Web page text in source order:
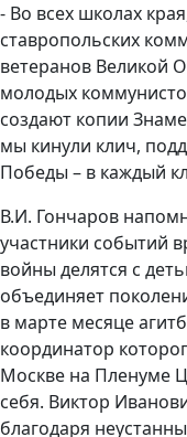
- Во всех школах
ставропольских
ветеранов Великой
молодых
создают копии
мы кинули клич,
Победы – в каждый
В.И. Гончаров
участники событий
войны делятся с
объединяет
в марте месяце
координатор
Москве на Пленуме
себя. Виктор
благодаря